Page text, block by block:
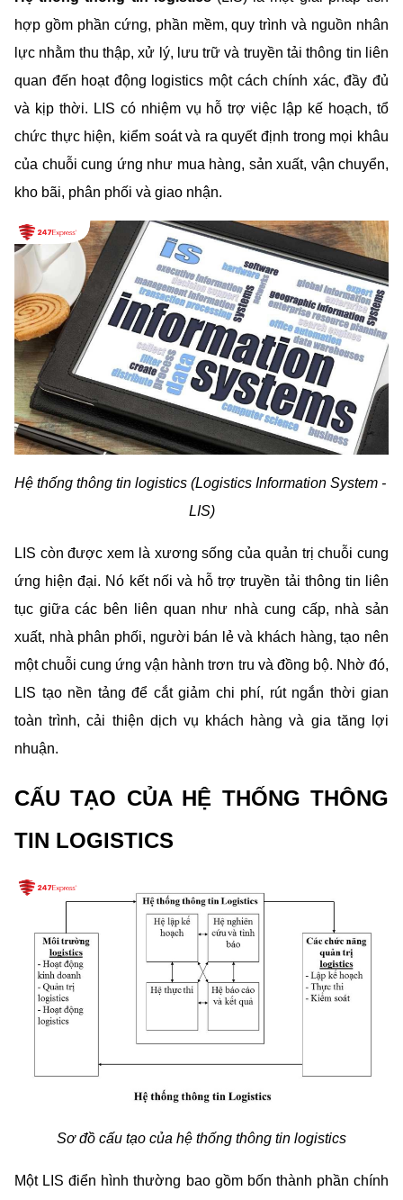
hợp gồm phần cứng, phần mềm, quy trình và nguồn nhân
lực nhằm thu thập, xử lý, lưu trữ và truyền tải thông tin liên
quan đến hoạt động logistics một cách chính xác, đầy đủ
và kịp thời. LIS có nhiệm vụ hỗ trợ việc lập kế hoạch, tổ
chức thực hiện, kiểm soát và ra quyết định trong mọi khâu
của chuỗi cung ứng như mua hàng, sản xuất, vận chuyển,
kho bãi, phân phối và giao nhận.
Hệ thống thông tin logistics (Logistics Information System -
LIS)
LIS còn được xem là xương sống của quản trị chuỗi cung
ứng hiện đại. Nó kết nối và hỗ trợ truyền tải thông tin liên
tục giữa các bên liên quan như nhà cung cấp, nhà sản
xuất, nhà phân phối, người bán lẻ và khách hàng, tạo nên
một chuỗi cung ứng vận hành trơn tru và đồng bộ. Nhờ đó,
LIS tạo nền tảng để cắt giảm chi phí, rút ngắn thời gian
toàn trình, cải thiện dịch vụ khách hàng và gia tăng lợi
nhuận.
CẤU TẠO CỦA HỆ THỐNG THÔNG
TIN LOGISTICS
Sơ đồ cấu tạo của hệ thống thông tin logistics
Một LIS điển hình thường bao gồm bốn thành phần chính